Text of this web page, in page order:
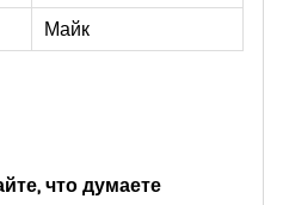
Майк
что думаете